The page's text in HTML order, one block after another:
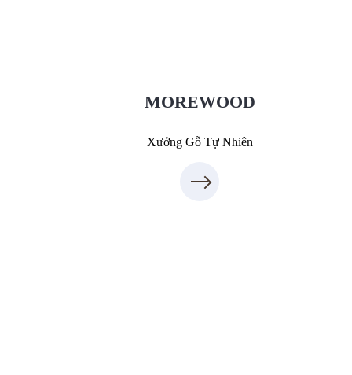
MOREWOOD
Xưởng Gỗ Tự Nhiên